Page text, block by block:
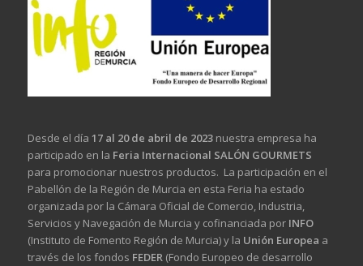
Desde el día 17 al 20 de abril de 2023nuestra empresa ha
participado en la Feria Internacional SALÓN GOURMETS
para promocionar nuestros productos. La participación en el
Pabellón de la Región de Murcia en esta Feria ha estado
organizada por la Cámara Oficial de Comercio, Industria,
Servicios y Navegación de Murcia y cofinanciada por INFO
(Instituto de Fomento Región de Murcia) y la Unión Europea a
través de los fondos FEDER(Fondo Europeo de desarrollo